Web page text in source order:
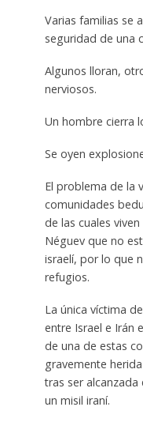
Varias familias se
seguridad de una
Algunos lloran,
nerviosos.
Un hombre cierra
Se oyen
El problema de la
comunidades
de las cuales
Néguev que no
israelí, por lo que
refugios.
La única víctima
entre Israel e Irán
de una de estas
gravemente
tras ser
un misil iraní.